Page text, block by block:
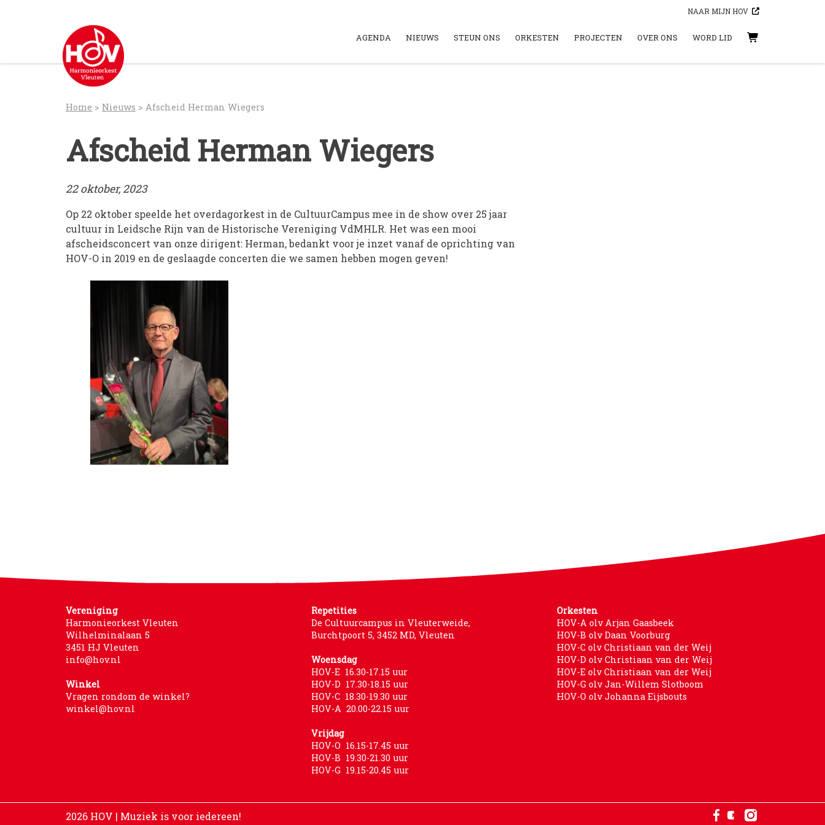
NAAR MIJN HOV
AGENDA NIEUWS STEUN ONS ORKESTEN PROJECTEN OVER ONS WORD LID WINKELWAGEN
Home > Nieuws > Afscheid Herman Wiegers
Afscheid Herman Wiegers
22 oktober, 2023
Op 22 oktober speelde het overdagorkest in de CultuurCampus mee in de show over 25 jaar
cultuur in Leidsche Rijn van de Historische Vereniging VdMHLR. Het was een mooi
afscheidsconcert van onze dirigent: Herman, bedankt voor je inzet vanaf de oprichting van
HOV-O in 2019 en de geslaagde concerten die we samen hebben mogen geven!
Vereniging
Harmonieorkest Vleuten
Wilhelminalaan 5
3451 HJ Vleuten
info@hov.nl
Winkel
Vragen rondom de winkel?
winkel@hov.nl
Repetities
De Cultuurcampus in Vleuterweide,
Burchtpoort 5, 3452 MD, Vleuten
Woensdag
HOV-E 16.30-17.15 uur
HOV-D 17.30-18.15 uur
HOV-C 18.30-19.30 uur
HOV-A 20.00-22.15 uur
Vrijdag
HOV-O 16.15-17.45 uur
HOV-B 19.30-21.30 uur
HOV-G 19.15-20.45 uur
Orkesten
HOV-A olv Arjan Gaasbeek
HOV-B olv Daan Voorburg
HOV-C olv Christiaan van der Weij
HOV-D olv Christiaan van der Weij
HOV-E olv Christiaan van der Weij
HOV-G olv Jan-Willem Slotboom
HOV-O olv Johanna Eijsbouts
2026 HOV | Muziek is voor iedereen!